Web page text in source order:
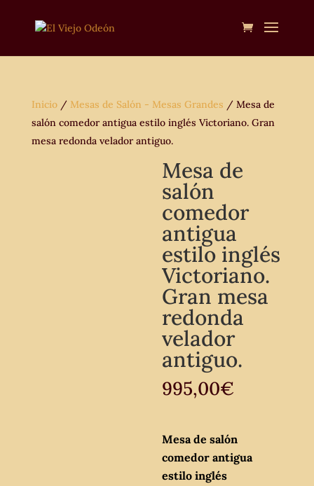
Inicio/ Mesas de Salón - Mesas Grandes / Mesa de
salón comedor antigua estilo inglés Victoriano. Gran
mesa redonda velador antiguo.
Mesa de
salón
comedor
antigua
estilo inglés
Victoriano.
Gran mesa
redonda
velador
antiguo.
995,00€
Mesa de salón
comedor antigua
estilo inglés